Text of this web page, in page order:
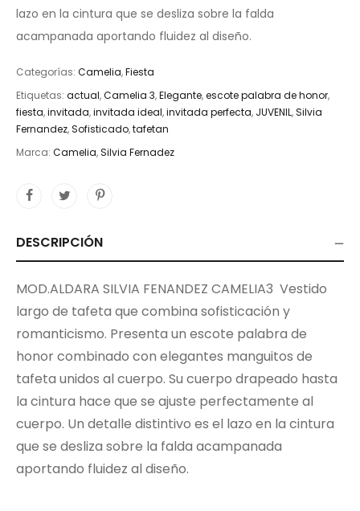
lazo en la cintura que se desliza sobre la falda
acampanada aportando fluidez al diseño.
Categorías: Camelia,Fiesta
Etiquetas: actual,Camelia 3,Elegante,escote palabra de honor,
fiesta,invitada,invitada ideal,invitada perfecta, JUVENIL,Silvia
Fernandez,Sofisticado,tafetan
Marca: Camelia,Silvia Fernadez
DESCRIPCIÓN
MOD.ALDARA SILVIA FENANDEZ CAMELIA3 Vestido
largo de tafeta que combina sofisticación y
romanticismo. Presenta un escote palabra de
honor combinado con elegantes manguitos de
tafeta unidos al cuerpo. Su cuerpo drapeado hasta
la cintura hace que se ajuste perfectamente al
cuerpo. Un detalle distintivo es el lazo en la cintura
que se desliza sobre la falda acampanada
aportando fluidez al diseño.